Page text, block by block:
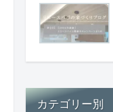
カテゴリー別